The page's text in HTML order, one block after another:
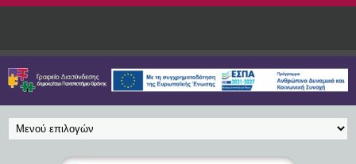
Παράκαμψη προς το κυρίως περιεχόμενο